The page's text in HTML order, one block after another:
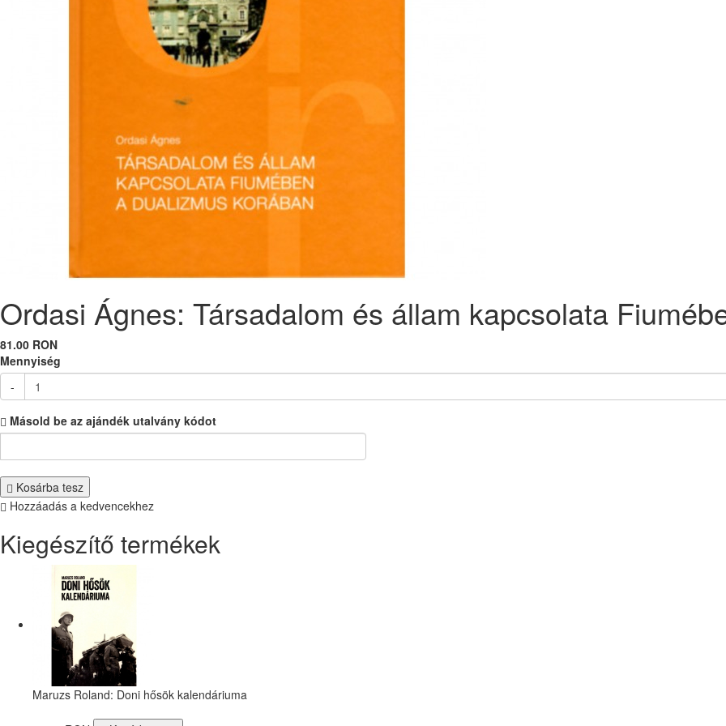
Ordasi Ágnes: Társadalom és állam kapcsolata
81.00 RON
Mennyiség
-
Másold be az ajándék utalvány kódot
Kosárba tesz
Hozzáadás a kedvencekhez
Kiegészítő termékek
Maruzs Roland: Doni hősök kalendáriuma